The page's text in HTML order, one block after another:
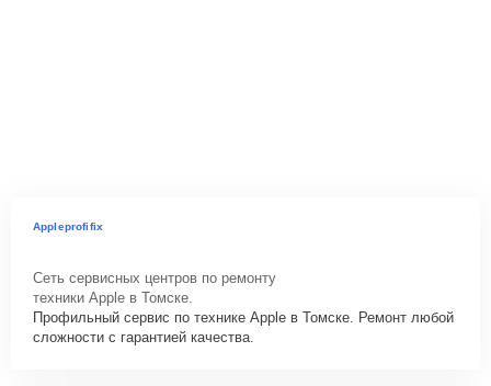
Appleprofifix
Сеть сервисных центров по ремонту
техники Apple в Томске.
Профильный сервис по технике Apple в Томске. Ремонт любой
сложности с гарантией качества.